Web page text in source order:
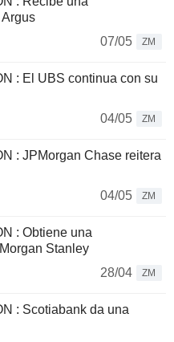
07/05
ZM
: El UBS continua con su
04/05
ZM
: JPMorgan Chase reitera
04/05
ZM
: Obtiene una
Stanley
28/04
ZM
: Scotiabank da una